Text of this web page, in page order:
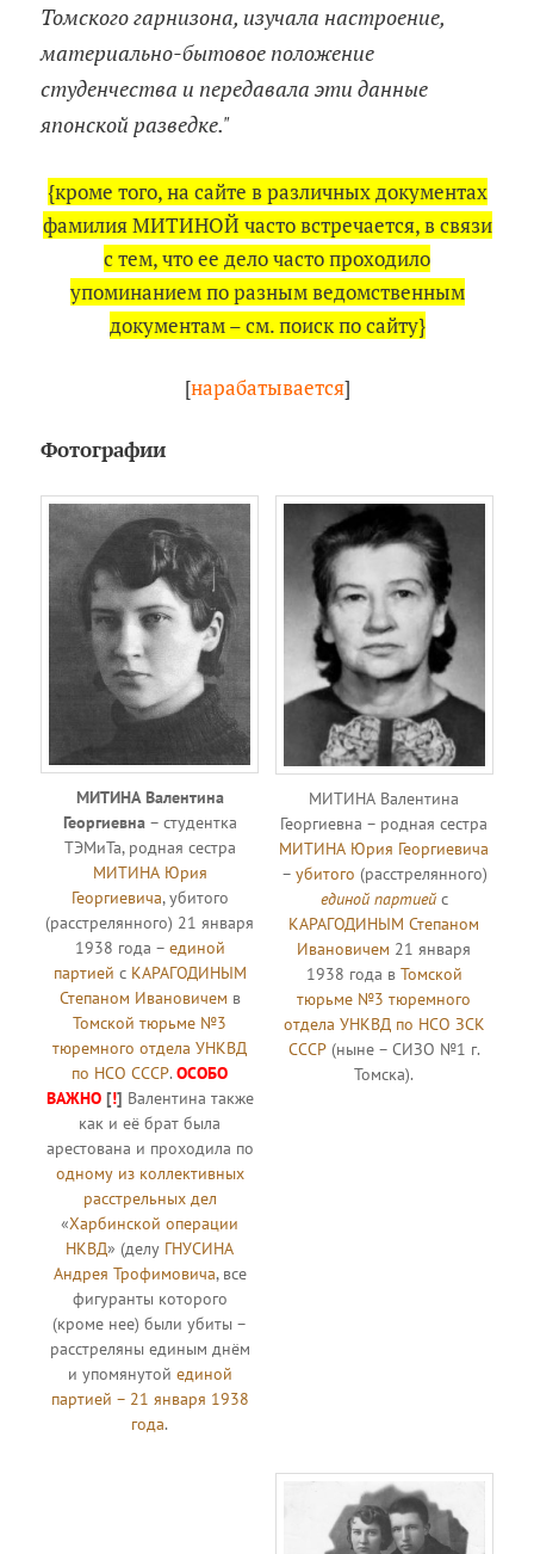
Томского гарнизона, изучала настроение,
материально-бытовое положение
студенчества и передавала эти данные
японской разведке."
{кроме того, на сайте в различных документах
фамилия МИТИНОЙ часто встречается, в связи
с тем, что ее дело часто проходило
упоминанием по разным ведомственным
документам – см. поиск по сайту}
[нарабатывается]
Фотографии
МИТИНА Валентина
Георгиевна– студентка
ТЭМиТа, родная сестра
МИТИНА Юрия
Георгиевича, убитого
(расстрелянного) 21 января
1938 года – единой
партией с КАРАГОДИНЫМ
Степаном Ивановичем в
Томской тюрьме №3
тюремного отдела УНКВД
по НСО СССР.ОСОБО
ВАЖНО [!] Валентина также
как и её брат была
арестована и проходила по
одному из коллективных
расстрельных дел
«Харбинской операции
НКВД» (делу ГНУСИНА
Андрея Трофимовича, все
фигуранты которого
(кроме нее) были убиты –
расстреляны единым днём
и упомянутой единой
партией – 21 января 1938
года.
МИТИНА Валентина
Георгиевна – родная сестра
МИТИНА Юрия Георгиевича
– убитого (расстрелянного)
единой партиейс
КАРАГОДИНЫМ Степаном
Ивановичем 21 января
1938 года в Томской
тюрьме №3 тюремного
отдела УНКВД по НСО ЗСК
СССР(ныне – СИЗО №1 г.
Томска).